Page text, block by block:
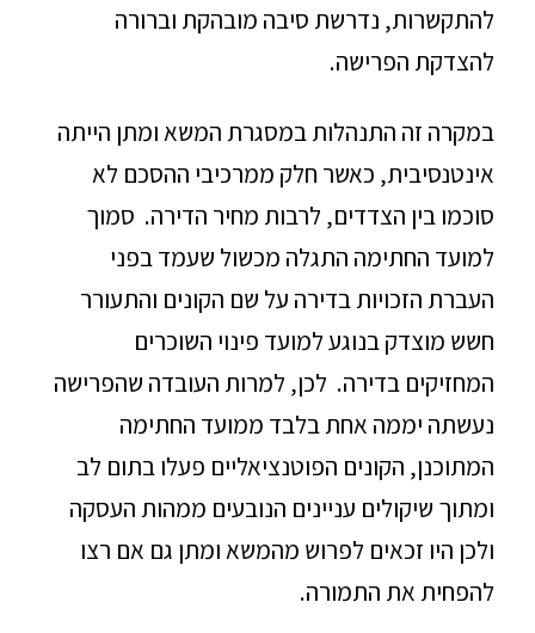
להתקשרות, נדרשת סיבה מובהקת וברורה
להצדקת הפרישה.
במקרה זה התנהלות במסגרת המשא ומתן הייתה
אינטנסיבית, כאשר חלק ממרכיבי ההסכם לא
סוכמו בין הצדדים, לרבות מחיר הדירה. סמוך
למועד החתימה התגלה מכשול שעמד בפני
העברת הזכויות בדירה על שם הקונים והתעורר
חשש מוצדק בנוגע למועד פינוי השוכרים
המחזיקים בדירה. לכן, למרות העובדה שהפרישה
נעשתה יממה אחת בלבד ממועד החתימה
המתוכנן, הקונים הפוטנציאליים פעלו בתום לב
ומתוך שיקולים עניינים הנובעים ממהות העסקה
ולכן היו זכאים לפרוש מהמשא ומתן גם אם רצו
להפחית את התמורה.